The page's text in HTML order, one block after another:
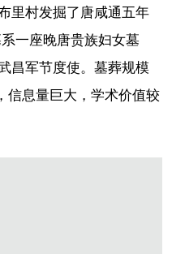
里村发掘了唐咸通五年
一座晚唐贵族妇女墓
昌军节度使。墓葬规模
信息量巨大，学术价值较